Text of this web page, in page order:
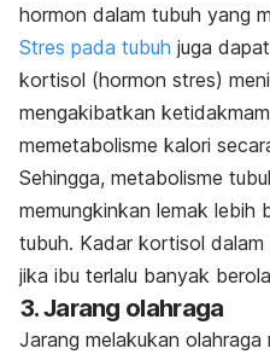
hormon dalam tubuh yang
Stres pada tubuh juga
kortisol (hormon stres)
mengakibatkan
memetabolisme kalori
Sehingga, metabolisme
memungkinkan lemak lebih
tubuh. Kadar kortisol
jika ibu terlalu banyak
3. Jarang olahraga
Jarang melakukan